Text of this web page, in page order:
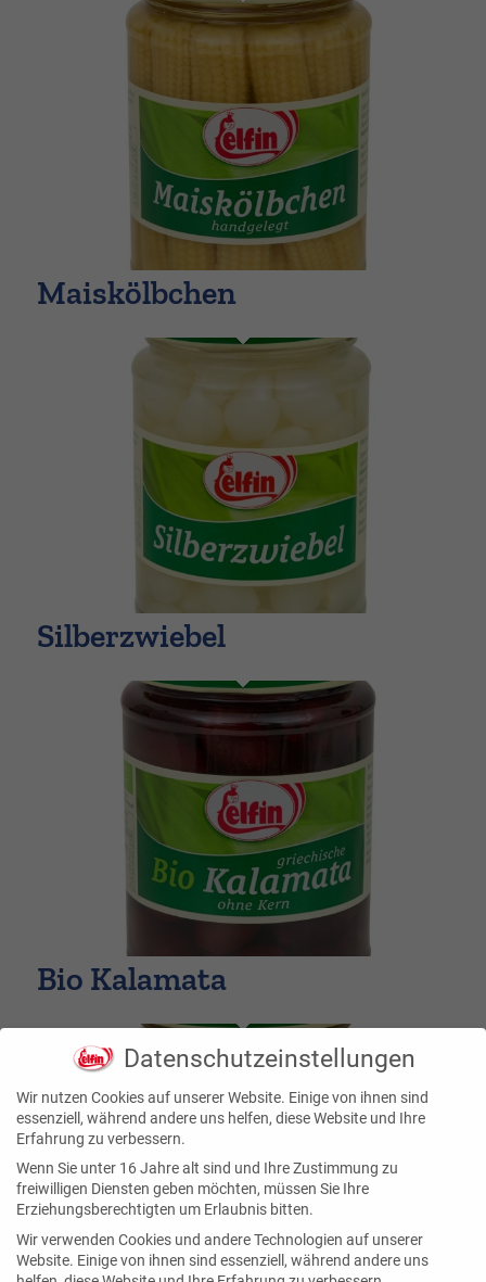
Maiskölbchen
Silberzwiebel
Bio Kalamata
Datenschutzeinstellungen
Wir nutzen Cookies auf unserer Website. Einige von ihnen sind
essenziell, während andere uns helfen, diese Website und Ihre
Erfahrung zu verbessern.
Wenn Sie unter 16 Jahre alt sind und Ihre Zustimmung zu
freiwilligen Diensten geben möchten, müssen Sie Ihre
Erziehungsberechtigten um Erlaubnis bitten.
Wir verwenden Cookies und andere Technologien auf unserer
Website. Einige von ihnen sind essenziell, während andere uns